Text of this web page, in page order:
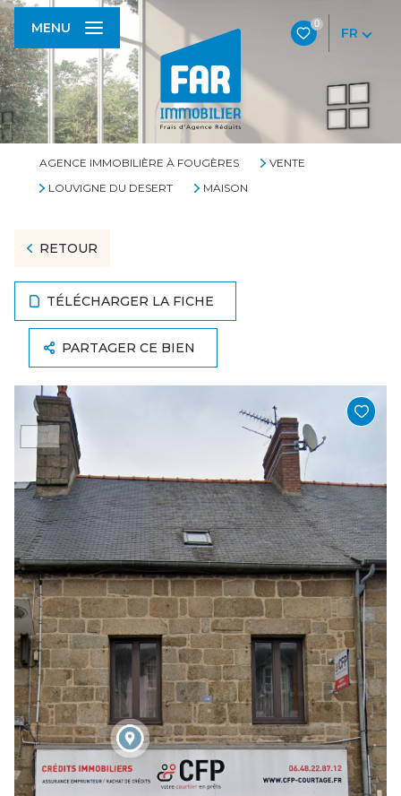
0
FR
MENU
AGENCE IMMOBILIÈRE À FOUGÈRES
VENTE
LOUVIGNE DU DESERT
MAISON
RETOUR
TÉLÉCHARGER LA FICHE
PARTAGER CE BIEN